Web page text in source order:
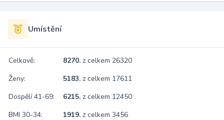
Umístění
Celkově: 8270. z celkem 26320
Ženy:
5183. z celkem 17611
Dospělí 41-69:
6215. z celkem 12450
BMI 30-34:
1919. z celkem 3456